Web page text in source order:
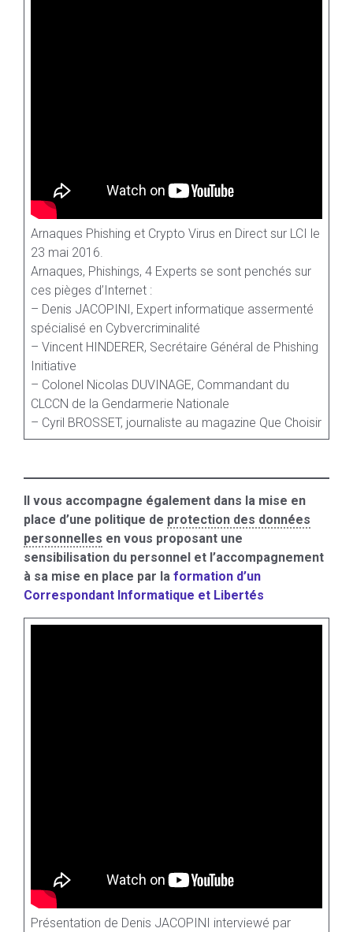
Arnaques Phishing et Crypto Virus en Direct sur LCI le
23 mai 2016.
Arnaques, Phishings, 4 Experts se sont penchés sur
ces pièges d’Internet :
– Denis JACOPINI, Expert informatique assermenté
spécialisé en Cybvercriminalité
– Vincent HINDERER, Secrétaire Général de Phishing
Initiative
– Colonel Nicolas DUVINAGE, Commandant du
CLCCN de la Gendarmerie Nationale
– Cyril BROSSET, journaliste au magazine Que Choisir
Il vous accompagne également dans la mise en
place d’une politique de protection des données
personnelles en vous proposant une
sensibilisation du personnel et l’accompagnement
à sa mise en place par la formation d’un
Correspondant Informatique et Libertés
Présentation de Denis JACOPINI interviewé par